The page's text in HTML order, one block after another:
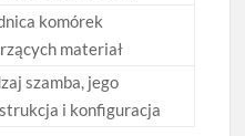
komórek
materiał
szamba, jego
i konfiguracja